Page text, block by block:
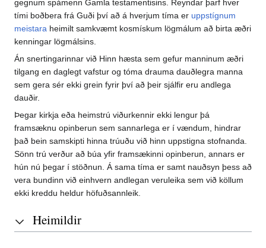
gegnum spámenn Gamla testamentisins. Reyndar þarf hver
tími boðbera frá Guði því að á hverjum tíma er uppstígnum
meistara heimilt samkvæmt kosmískum lögmálum að birta æðri
kenningar lögmálsins.
Án snertingarinnar við Hinn hæsta sem gefur manninum æðri
tilgang en daglegt vafstur og tóma drauma dauðlegra manna
sem gera sér ekki grein fyrir því að þeir sjálfir eru andlega
dauðir.
Þegar kirkja eða heimstrú viðurkennir ekki lengur þá
framsæknu opinberun sem sannarlega er í vændum, hindrar
það bein samskipti hinna trúuðu við hinn uppstigna stofnanda.
Sönn trú verður að búa yfir framsækinni opinberun, annars er
hún nú þegar í stöðnun. Á sama tíma er samt nauðsyn þess að
vera bundinn við einhvern andlegan veruleika sem við köllum
ekki kreddu heldur höfuðsannleik.
Heimildir